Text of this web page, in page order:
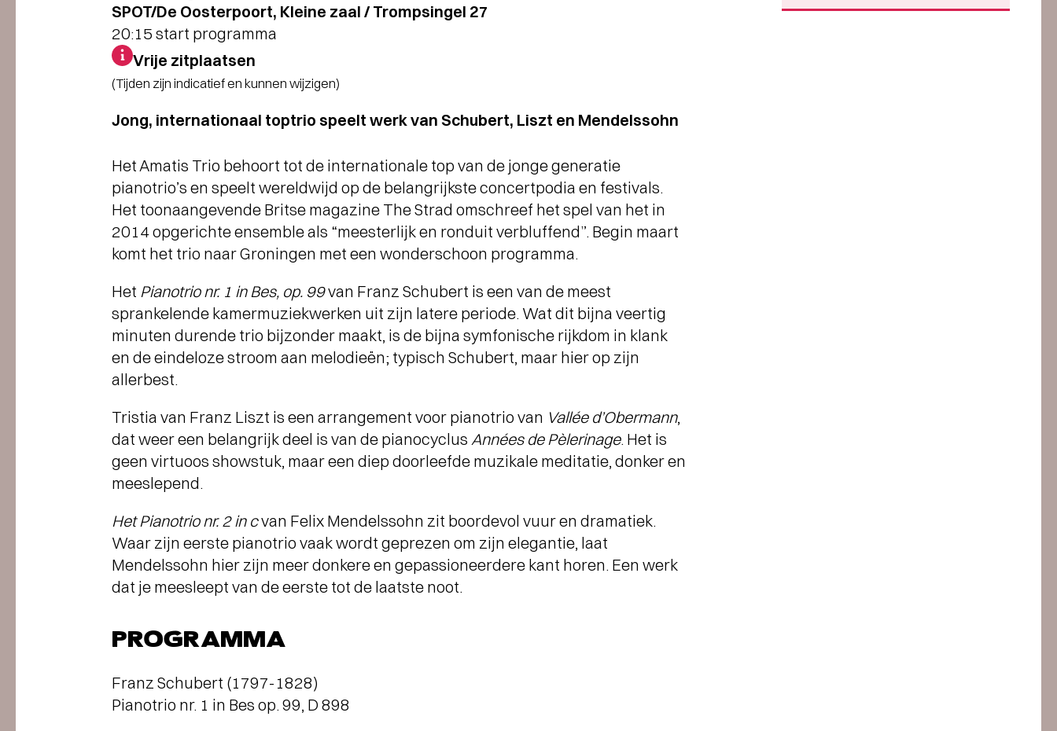
SPOT/De Oosterpoort, Kleine zaal / Trompsingel 27
20:15 start programma
Vrije zitplaatsen
(Tijden zijn indicatief en kunnen wijzigen)
Jong, internationaal toptrio speelt werk van Schubert, Liszt en Mendelssohn
Het Amatis Trio behoort tot de internationale top van de jonge generatie
pianotrio’s en speelt wereldwijd op de belangrijkste concertpodia en festivals.
Het toonaangevende Britse magazine The Strad omschreef het spel van het in
2014 opgerichte ensemble als “meesterlijk en ronduit verbluffend”. Begin maart
komt het trio naar Groningen met een wonderschoon programma.
Het Pianotrio nr. 1 in Bes, op. 99van Franz Schubert is een van de meest
sprankelende kamermuziekwerken uit zijn latere periode. Wat dit bijna veertig
minuten durende trio bijzonder maakt, is de bijna symfonische rijkdom in klank
en de eindeloze stroom aan melodieën; typisch Schubert, maar hier op zijn
allerbest.
Tristia van Franz Liszt is een arrangement voor pianotrio van Vallée d’Obermann,
dat weer een belangrijk deel is van de pianocyclus Années de Pèlerinage. Het is
geen virtuoos showstuk, maar een diep doorleefde muzikale meditatie, donker en
meeslepend.
Het Pianotrio nr. 2 in cvan Felix Mendelssohn zit boordevol vuur en dramatiek.
Waar zijn eerste pianotrio vaak wordt geprezen om zijn elegantie, laat
Mendelssohn hier zijn meer donkere en gepassioneerdere kant horen. Een werk
dat je meesleept van de eerste tot de laatste noot.
PROGRAMMA
Franz Schubert (1797-1828)
Pianotrio nr. 1 in Bes op. 99, D 898